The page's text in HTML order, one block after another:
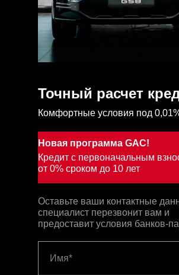
Кредит с первоначальным
от 0% сроком до 10 лет
Новая программа GAC!
Точный расчет
Комфортные условия под
Имя*
Оставьте ваши контактные
специалист перезвонит вам и
предоставит условия банков-